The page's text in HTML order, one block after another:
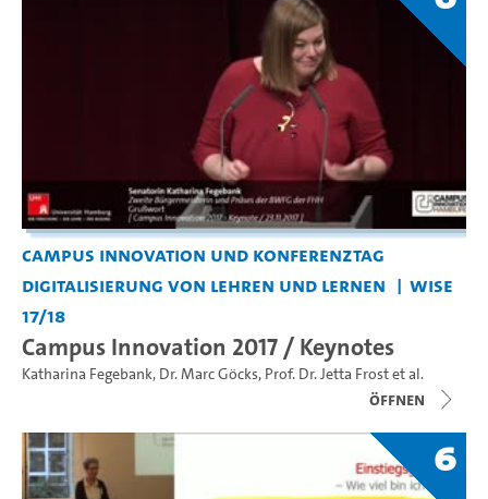
Campus Innovation und Konferenztag
Digitalisierung von Lehren und Lernen
WiSe
17/18
Campus Innovation 2017 / Keynotes
Katharina Fegebank, Dr. Marc Göcks, Prof. Dr. Jetta Frostet al.
Öffnen
6